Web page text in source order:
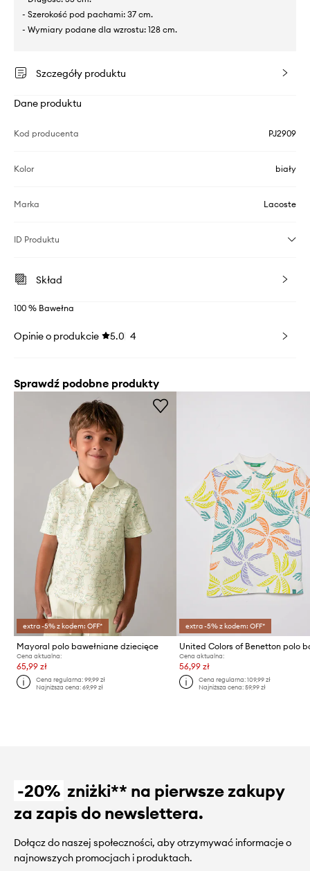
- Szerokość pod pachami: 37 cm.
- Wymiary podane dla wzrostu: 128 cm.
Szczegóły produktu
Dane produktu
Kod producenta PJ2909
Kolor biały
Marka Lacoste
ID Produktu
Skład
100 % Bawełna
Opinie o produkcie 5.0 4
Sprawdź podobne produkty
extra -5% z kodem: OFF*
Mayoral polo bawełniane dziecięce
Cena aktualna:
65,99 zł
Cena regularna:99,99 zł
Najniższa cena:69,99 zł
extra -5% z kodem: OFF*
Cena aktualna:
56,99 zł
Cena regularna: 109,99 zł
Najniższa cena: 59,99 zł
-20% zniżki** na pierwsze zakupy
za zapis do newslettera.
Dołącz do naszej społeczności, aby otrzymywać informacje o
najnowszych promocjach i produktach.